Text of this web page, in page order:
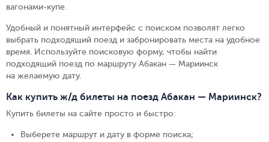
вагонами-купе.
Удобный и понятный интерфейс с поиском позволят легко
выбрать подходящий поезд и забронировать места на удобное
время. Используйте поисковую форму, чтобы найти
подходящий поезд по маршруту Абакан — Мариинск
на желаемую дату.
Как купить ж/д билеты на поезд Абакан — Мариинск?
Купить билеты на сайте просто и быстро:
Выберете маршрут и дату в форме поиска;